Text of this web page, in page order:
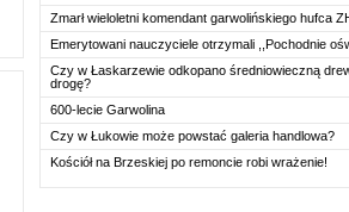
Zmarł wieloletni komendant garwolińskiego hufca
Emerytowani nauczyciele otrzymali ,,Pochodnie
Czy w Łaskarzewie odkopano średniowieczną
drogę?
600-lecie Garwolina
Czy w Łukowie może powstać galeria handlowa?
Kościół na Brzeskiej po remoncie robi wrażenie!